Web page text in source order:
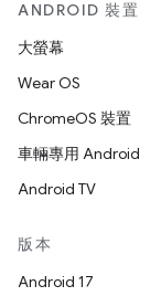
ANDROID 裝置
大螢幕
Wear OS
ChromeOS 裝置
車輛專用 Android
Android TV
版本
Android 17